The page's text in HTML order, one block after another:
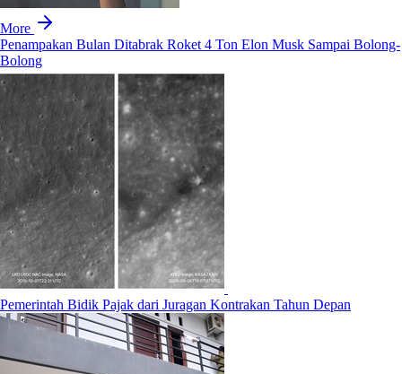
More
Penampakan Bulan Ditabrak Roket 4 Ton Elon Musk Sampai Bolong-
Bolong
Pemerintah Bidik Pajak dari Juragan Kontrakan Tahun Depan